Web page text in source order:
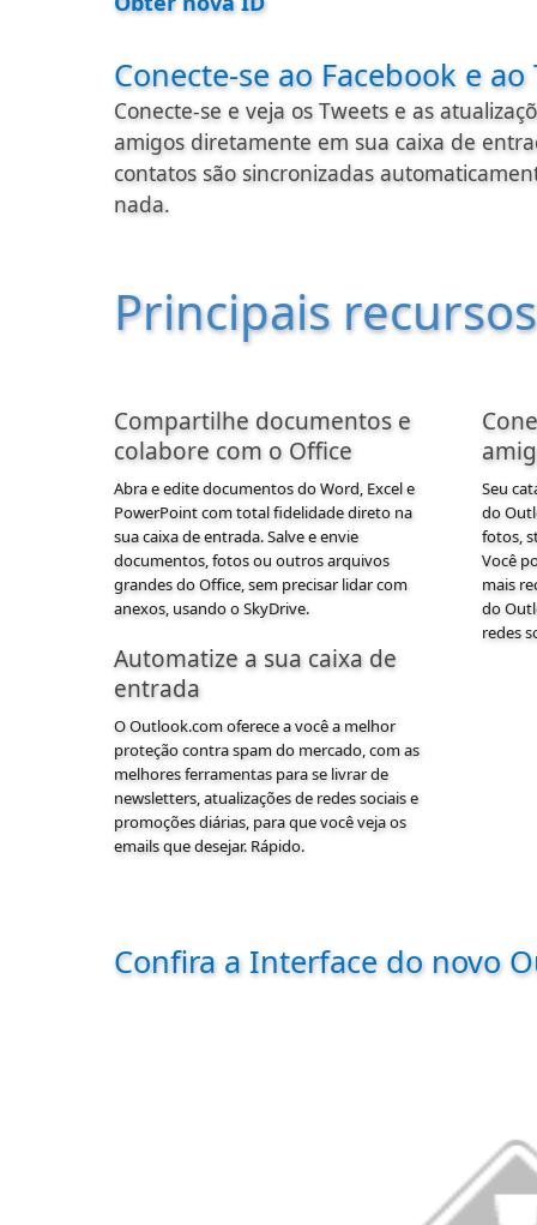
Conecte-se ao Facebook e
Conecte-se e veja os Tweets e as
amigos diretamente em sua caixa de
contatos são sincronizadas
nada.
Principais recursos
Compartilhe documentos e
colabore com o Office
Abra e edite documentos do Word, Excel e
PowerPoint com total fidelidade direto na
sua caixa de entrada. Salve e envie
documentos, fotos ou outros arquivos
grandes doOffice, sem precisar lidar com
anexos, usando oSkyDrive.
Automatize a sua caixa de
entrada
OOutlook.com oferece a você a melhor
proteção contra spam do mercado, com as
melhores ferramentas para se livrar de
newsletters, atualizações de redes sociais e
promoções diárias, para que você veja os
emails que desejar. Rápido.
Seu
do
fotos,
Você
mais
do
redes
Confira a Interface do novo